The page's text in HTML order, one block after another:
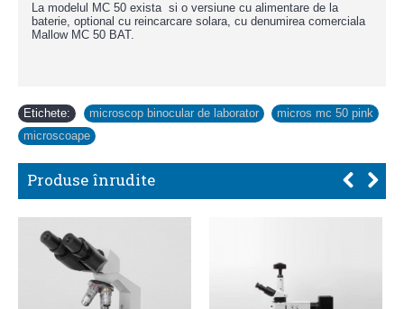
La modelul MC 50 exista si o versiune cu alimentare de la
baterie, optional cu reincarcare solara, cu denumirea comerciala
Mallow MC 50 BAT.
Etichete: microscop binocular de laborator micros mc 50 pink
microscoape
Produse înrudite